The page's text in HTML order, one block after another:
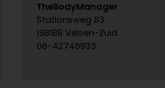
TheBodyManager
Stationsweg 83
1981BB Velsen-Zuid
06-42748933